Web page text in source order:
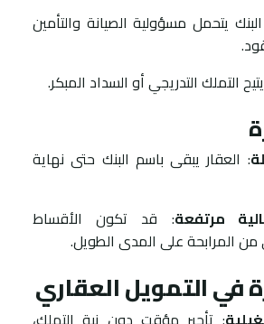
يتحمل مسؤولية الصيانة والتأمين
التملك التدريجي أو السداد المبكر.
: العقار يبقى باسم البنك حتى نهاية
مرتفعة: قد تكون الأقساط
من المرابحة على المدى الطويل.
في التمويل العقاري